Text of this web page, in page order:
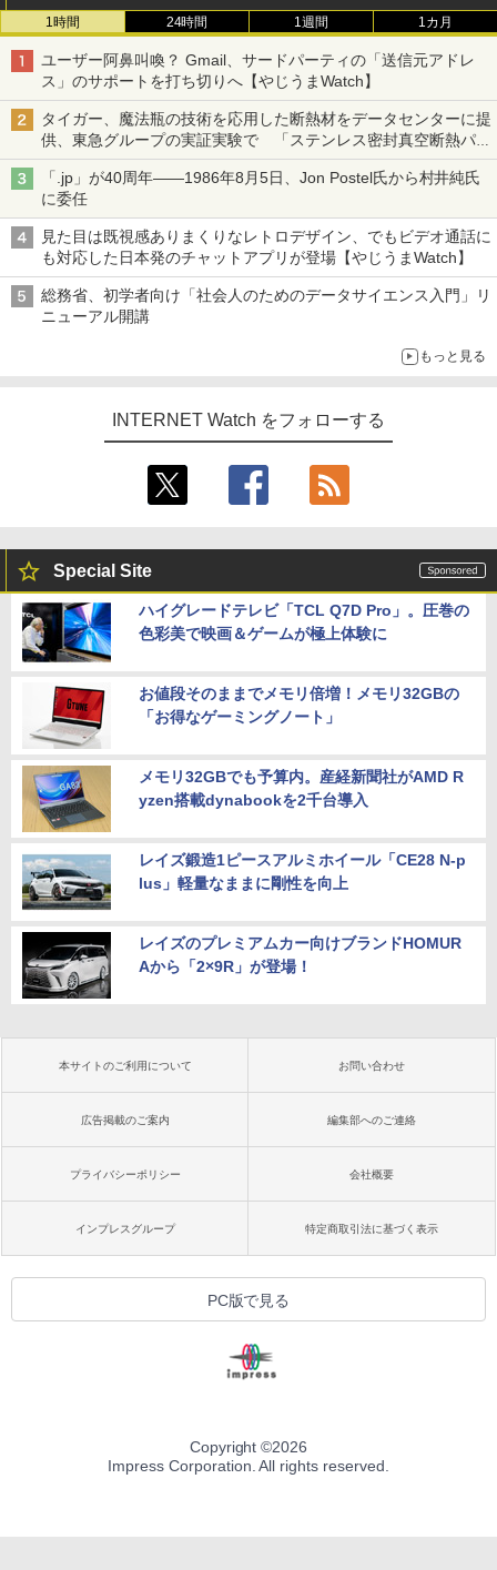
1時間 24時間 1週間 1カ月
ユーザー阿鼻叫喚？ Gmail、サードパーティの「送信元アドレ
ス」のサポートを打ち切りへ【やじうまWatch】
タイガー、魔法瓶の技術を応用した断熱材をデータセンターに提
供、東急グループの実証実験で 「ステンレス密封真空断熱パネ
ル TIVIP」
「.jp」が40周年――1986年8月5日、Jon Postel氏から村井純氏
に委任
見た目は既視感ありまくりなレトロデザイン、でもビデオ通話に
も対応した日本発のチャットアプリが登場【やじうまWatch】
総務省、初学者向け「社会人のためのデータサイエンス入門」リ
ニューアル開講
もっと見る
INTERNET Watch をフォローする
Special Site
ハイグレードテレビ「TCL Q7D Pro」。圧巻の
色彩美で映画＆ゲームが極上体験に
お値段そのままでメモリ倍増！メモリ32GBの
「お得なゲーミングノート」
メモリ32GBでも予算内。産経新聞社がAMD R
yzen搭載dynabookを2千台導入
レイズ鍛造1ピースアルミホイール「CE28 N-p
lus」軽量なままに剛性を向上
レイズのプレミアムカー向けブランドHOMUR
Aから「2×9R」が登場！
本サイトのご利用について お問い合わせ
広告掲載のご案内 編集部へのご連絡
プライバシーポリシー 会社概要
インプレスグループ 特定商取引法に基づく表示
PC版で見る
Copyright ©2026
Impress Corporation. All rights reserved.